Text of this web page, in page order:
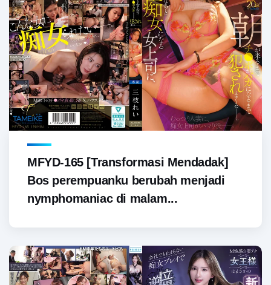
MFYD-165 [Transformasi Mendadak]
Bos perempuanku berubah menjadi
nymphomaniac di malam...